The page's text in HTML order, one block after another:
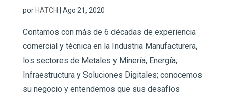
por HATCH Ago 21, 2020
Contamos con más de 6 décadas de experiencia
comercial y técnica en la Industria Manufacturera,
los sectores de Metales y Minería, Energía,
Infraestructura y Soluciones Digitales; conocemos
su negocio y entendemos que sus desafíos